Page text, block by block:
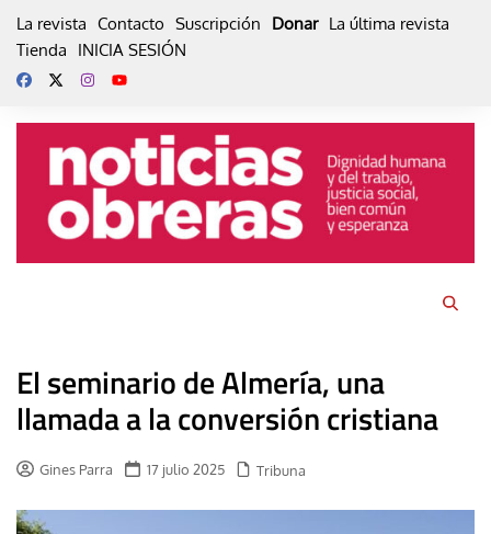
La revista Contacto Suscripción Donar La última revista
Tienda
INICIA SESIÓN
El seminario de Almería, una
llamada a la conversión cristiana
Gines Parra 17 julio 2025 Tribuna